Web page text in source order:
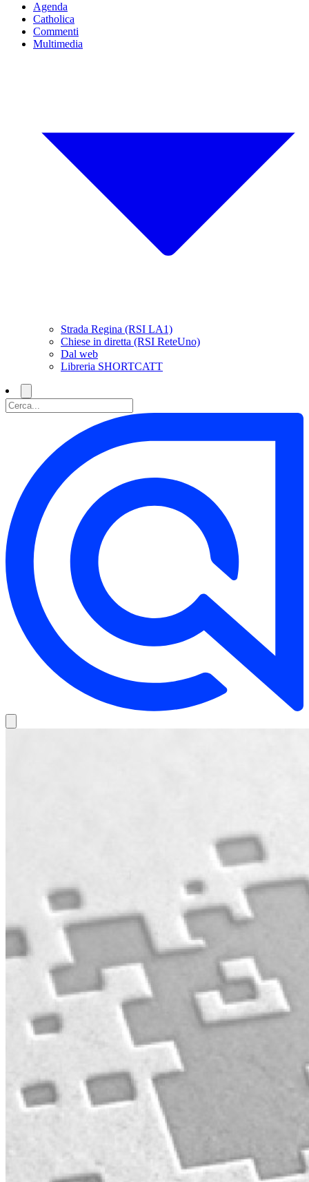
Agenda
Catholica
Commenti
Multimedia
Strada Regina (RSI LA1)
Chiese in diretta (RSI ReteUno)
Dal web
Libreria SHORTCATT